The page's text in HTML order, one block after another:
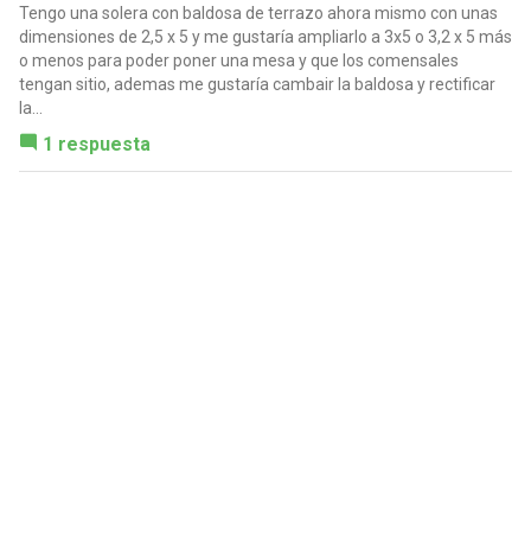
Tengo una solera con baldosa de terrazo ahora mismo con unas
dimensiones de 2,5 x 5 y me gustaría ampliarlo a 3x5 o 3,2 x 5 más
o menos para poder poner una mesa y que los comensales
tengan sitio, ademas me gustaría cambair la baldosa y rectificar
la...
1 respuesta